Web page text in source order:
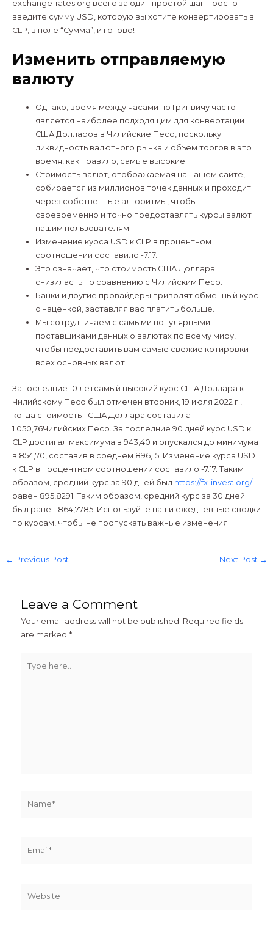
exchange-rates.org всего за один простой шаг.Просто
введите сумму USD, которую вы хотите конвертировать в
CLP, в поле “Сумма”, и готово!
Изменить отправляемую
валюту
Однако, время между часами по Гринвичу часто
является наиболее подходящим для конвертации
США Долларов в Чилийские Песо, поскольку
ликвидность валютного рынка и объем торгов в это
время, как правило, самые высокие.
Стоимость валют, отображаемая на нашем сайте,
собирается из миллионов точек данных и проходит
через собственные алгоритмы, чтобы
своевременно и точно предоставлять курсы валют
нашим пользователям.
Изменение курса USD к CLP в процентном
соотношении составило -7.17.
Это означает, что стоимость США Доллара
снизиласть по сравнению с Чилийским Песо.
Банки и другие провайдеры приводят обменный курс
с наценкой, заставляя вас платить больше.
Мы сотрудничаем с самыми популярными
поставщиками данных о валютах по всему миру,
чтобы предоставить вам самые свежие котировки
всех основных валют.
Запоследние 10 летсамый высокий курс США Доллара к
Чилийскому Песо был отмечен вторник, 19 июля 2022 г.,
когда стоимость 1 США Доллара составила
1 050,76Чилийских Песо. За последние 90 дней курс USD к
CLP достигал максимума в 943,40 и опускался до минимума
в 854,70, составив в среднем 896,15. Изменение курса USD
к CLP в процентном соотношении составило -7.17. Таким
образом, средний курс за 90 дней был https://fx-invest.org/
равен 895,8291. Таким образом, средний курс за 30 дней
был равен 864,7785. Используйте наши ежедневные сводки
по курсам, чтобы не пропускать важные изменения.
← Previous Post Next Post →
Leave a Comment
Your email address will not be published. Required fields
are marked*
here..